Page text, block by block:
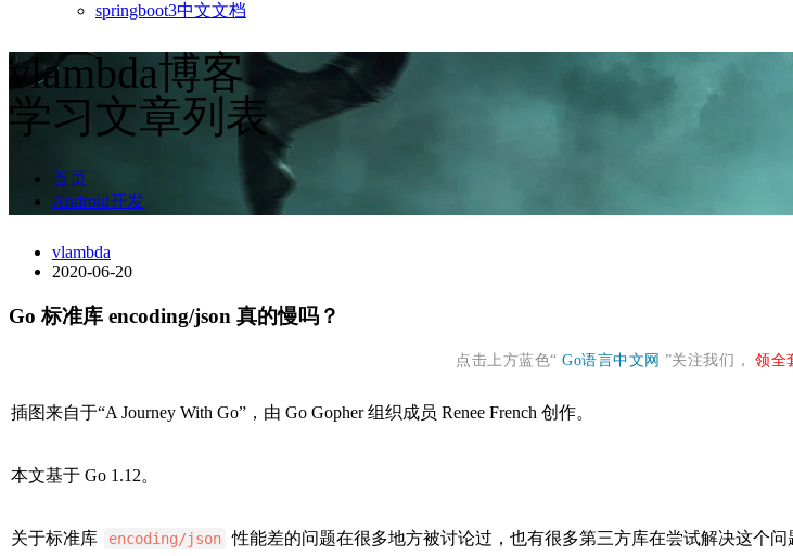
springboot3中文文档
vlambda博客
学习文章列表
首页
Android开发
vlambda
2020-06-20
Go 标准库 encoding/json 真的慢吗？
点击上方蓝色“ Go语言中文网 ”关注我们， 领全
插图来自于“A Journey With Go”，由 Go Gopher 组织成员 Renee French 创作。
本文基于 Go 1.12。
关于标准库 encoding/json 性能差的问题在很多地方被讨论过，也有很多第三方库在尝试解决这个问